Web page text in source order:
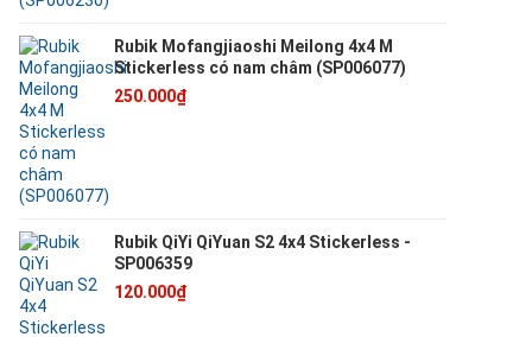
Rubik Mofangjiaoshi Meilong 4x4 M
Stickerless có nam châm (SP006077)
250.000₫
Rubik QiYi QiYuan S2 4x4 Stickerless -
SP006359
120.000₫